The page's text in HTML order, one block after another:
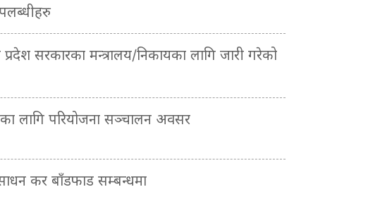
प्रदेश सरकारका मन्त्रालय/निकायका लागि जारी गरेको
लागि परियोजना सञ्चालन अवसर
कर बाँडफाड सम्बन्धमा